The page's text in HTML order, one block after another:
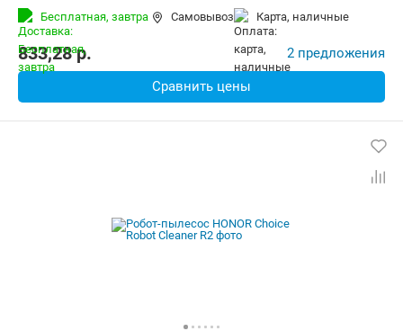
Функции:
Автоматический возврат на базу, Программирование
Бесплатная, завтра Самовывоз карта, наличные
833,28p. 2 предложения
Сравнить цены